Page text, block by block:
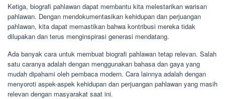
Ketiga, biografi pahlawan dapat membantu kita melestarikan warisan
pahlawan. Dengan mendokumentasikan kehidupan dan perjuangan
pahlawan, kita dapat memastikan bahwa kontribusi mereka tidak
dilupakan dan terus menginspirasi generasi mendatang.
Ada banyak cara untuk membuat biografi pahlawan tetap relevan. Salah
satu caranya adalah dengan menggunakan bahasa dan gaya yang
mudah dipahami oleh pembaca modern. Cara lainnya adalah dengan
menyoroti aspek-aspek kehidupan dan perjuangan pahlawan yang masih
relevan dengan masyarakat saat ini.